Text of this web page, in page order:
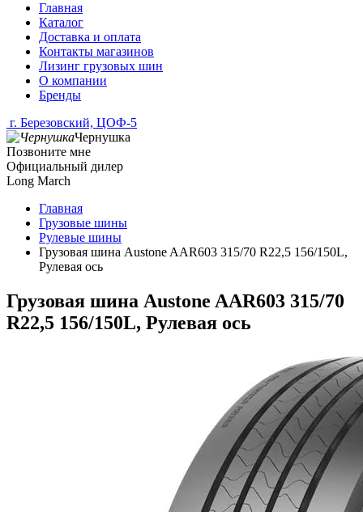
Главная
Каталог
Доставка и оплата
Контакты магазинов
Лизинг грузовых шин
О компании
Бренды
г. Березовский, ЦОФ-5
Чернушка
Позвоните мне
Официальный дилер
Long March
Главная
Грузовые шины
Рулевые шины
Грузовая шина Austone AAR603 315/70 R22,5 156/150L,
Рулевая ось
Грузовая шина Austone AAR603 315/70
R22,5 156/150L, Рулевая ось